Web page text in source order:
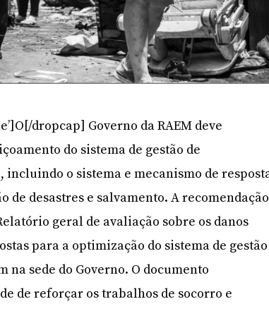
dropcap] Governo da RAEM deve
do sistema de gestão de
incluindo o sistema e mecanismo de
de desastres e salvamento. A recomendação
geral de avaliação sobre os danos
para a optimização do sistema de gestão
na sede do Governo. O documento
de reforçar os trabalhos de socorro e